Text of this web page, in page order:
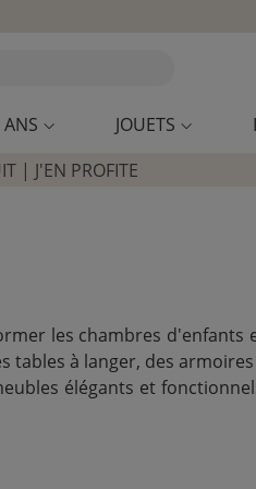
JOUETS
| J'EN PROFITE
les chambres d'enfants
tables à langer, des
élégants et